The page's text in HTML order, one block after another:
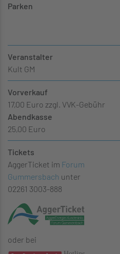
Parken
Veranstalter
Kult GM
Vorverkauf
17,00 Euro zzgl. VVK-Gebühr
Abendkasse
25,00 Euro
Tickets
AggerTicket im Forum
Gummersbach unter
02261 3003-888
oder bei